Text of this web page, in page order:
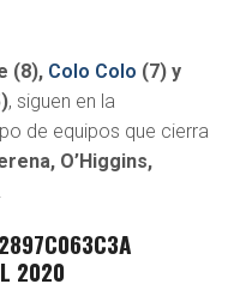
(8), Colo Colo (7) y
, siguen en la
de equipos que cierra
O’Higgins,
.
2020